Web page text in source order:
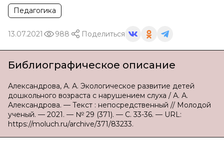
Педагогика
13.07.2021 988 Поделиться
Библиографическое описание
Александрова, А. А. Экологическое развитие детей
дошкольного возраста с нарушением слуха / А. А.
Александрова. — Текст : непосредственный // Молодой
ученый. — 2021. — № 29 (371). — С. 33-36. — URL:
https://moluch.ru/archive/371/83233.